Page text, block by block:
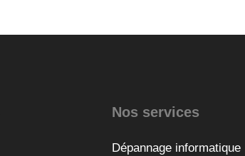
Nos services
Dépannage informatique